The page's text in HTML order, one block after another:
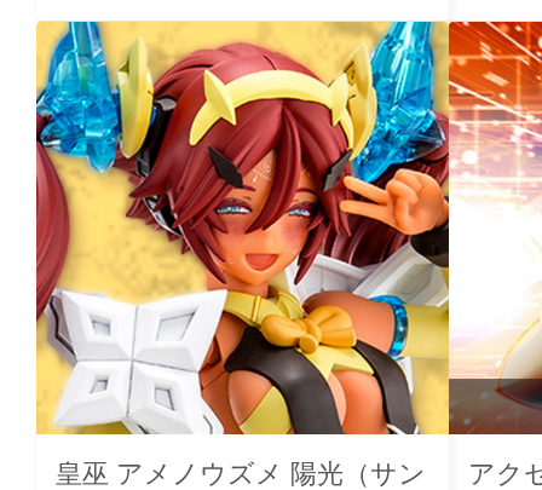
皇巫 アメノウズメ 陽光（サン
アク